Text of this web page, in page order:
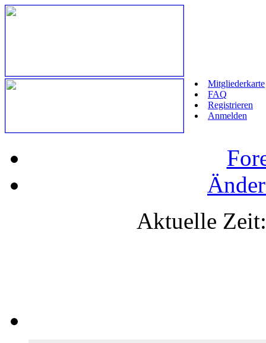
Mitgliederkarte
FAQ
Registrieren
Anmelden
Aktuelle